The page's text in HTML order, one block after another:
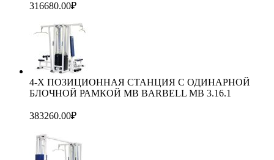
316680.00₽
4-Х ПОЗИЦИОННАЯ СТАНЦИЯ С ОДИНАРНОЙ
БЛОЧНОЙ РАМКОЙ МВ BARBELL MB 3.16.1
383260.00₽